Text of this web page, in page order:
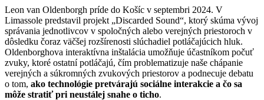
Leon van Oldenborgh príde do Košíc v septembri 2024. V
Limassole predstavil projekt „Discarded Sound“, ktorý skúma vývoj
správania jednotlivcov v spoločných alebo verejných priestoroch v
dôsledku čoraz väčšej rozšírenosti slúchadiel potláčajúcich hluk.
Oldenborghova interaktívna inštalácia umožňuje účastníkom počuť
zvuky, ktoré ostatní potláčajú, čím problematizuje naše chápanie
verejných a súkromných zvukových priestorov a podnecuje debatu
o tom, ako technológie pretvárajú sociálne interakcie a čo sa
môže stratiť pri neustálej snahe o ticho.